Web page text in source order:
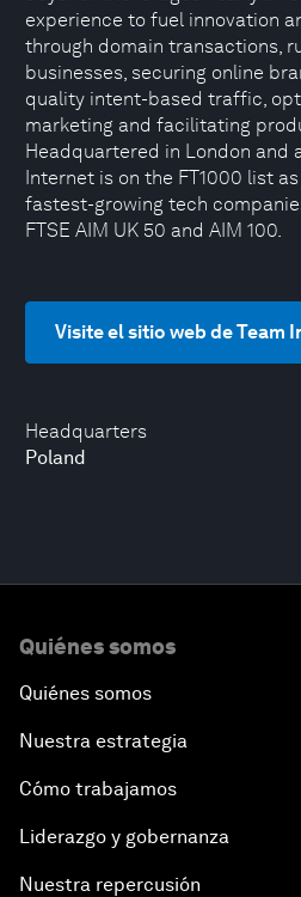
Headquarters
Poland
experience to fuel innovation
through domain transactions,
businesses, securing online
quality intent-based traffic,
marketing and facilitating
Headquartered in London and
Internet is on the FT1000 list
fastest-growing tech
FTSE AIM UK 50 and AIM 100.
Visite el sitio web de Team
Quiénes somos
Quiénes somos
Nuestra estrategia
Cómo trabajamos
Liderazgo y gobernanza
Nuestra repercusión